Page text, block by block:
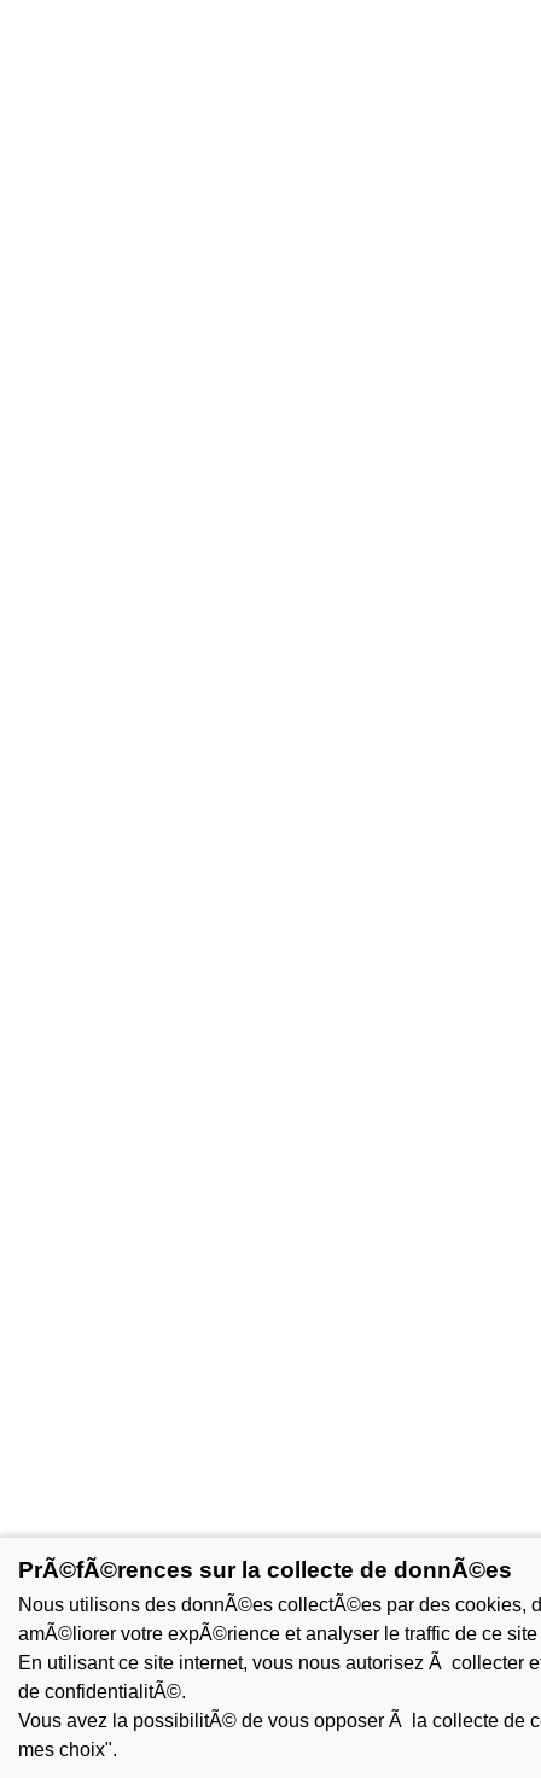
PrÃ©fÃ©rences sur la collecte de donnÃ©es
Nous utilisons des donnÃ©es collectÃ©es par des cookies,
amÃ©liorer votre expÃ©rience et analyser le traffic de ce site
En utilisant ce site internet, vous nous autorisez Ã
de confidentialitÃ©.
Vous avez la possibilitÃ© de vous opposer Ã la collecte de
mes choix".